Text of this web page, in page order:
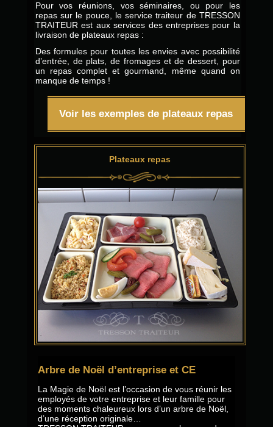
Pour vos réunions, vos séminaires, ou pour les
repas sur le pouce, le service traiteur de TRESSON
TRAITEUR est aux services des entreprises pour la
livraison de plateaux repas :
Des formules pour toutes les envies avec possibilité
d’entrée, de plats, de fromages et de dessert, pour
un repas complet et gourmand, même quand on
manque de temps !
Voir les exemples de plateaux repas
Plateaux repas
Arbre de Noël d’entreprise et CE
La Magie de Noël est l’occasion de vous réunir les
employés de votre entreprise et leur famille pour
des moments chaleureux lors d’un arbre de Noël,
d’une réception originale…